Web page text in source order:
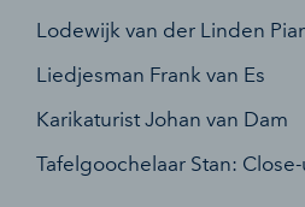
Lodewijk van der Linden
Liedjesman Frank van Es
Karikaturist Johan van Dam
Tafelgoochelaar Stan: